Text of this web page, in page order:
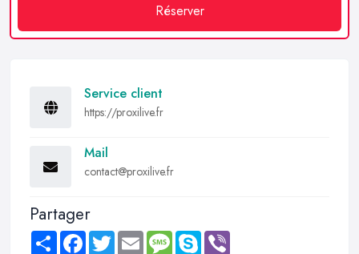
Réserver
Service client
https://proxilive.fr
Mail
contact@proxilive.fr
Partager
Share FacebookTwitter Email MessageSkype